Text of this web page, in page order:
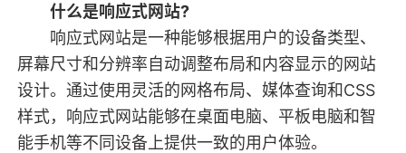
什么是响应式网站?
响应式网站是一种能够根据用户的设备类型、
屏幕尺寸和分辨率自动调整布局和内容显示的网站
设计。通过使用灵活的网格布局、媒体查询和CSS
样式，响应式网站能够在桌面电脑、平板电脑和智
能手机等不同设备上提供一致的用户体验。